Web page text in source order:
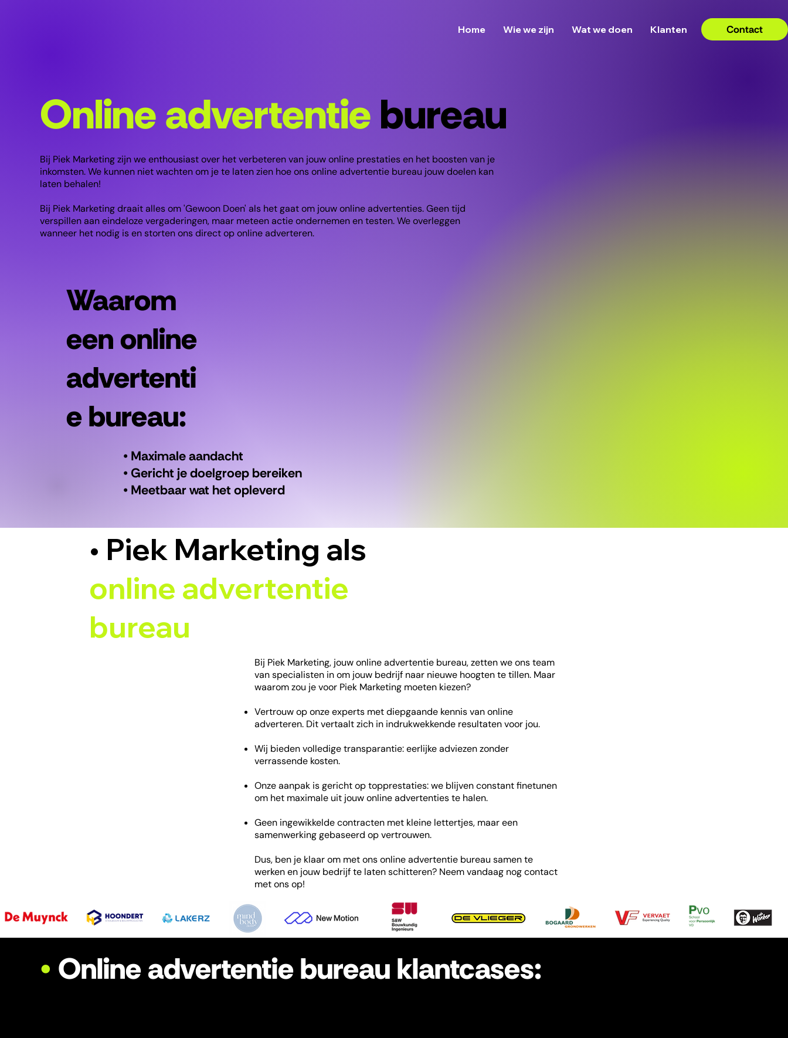
Home Wie we zijn Wat we doen Klanten Contact
• Piek Marketing als
online advertentie
bureau
Bij Piek Marketing, jouw online advertentie bureau, zetten we ons team
van specialisten in om jouw bedrijf naar nieuwe hoogten te tillen. Maar
waarom zou je voor Piek Marketing moeten kiezen?
Vertrouw op onze experts met diepgaande kennis van online
adverteren. Dit vertaalt zich in indrukwekkende resultaten voor jou.
Wij bieden volledige transparantie: eerlijke adviezen zonder
verrassende kosten.
Onze aanpak is gericht op topprestaties: we blijven constant finetunen
om het maximale uit jouw online advertenties te halen.
Geen ingewikkelde contracten met kleine lettertjes, maar een
samenwerking gebaseerd op vertrouwen.
Dus, ben je klaar om met ons online advertentie bureau samen te
werken en jouw bedrijf te laten schitteren? Neem vandaag nog contact
met ons op!
• Online advertentie bureau klantcases:
Waarom
een online
advertenti
e bureau:
• Maximale aandacht
• Gericht je doelgroep bereiken
• Meetbaar wat het opleverd
Online advertentiebureau
Bij Piek Marketing zijn we enthousiast over het verbeteren van jouw online prestaties en het boosten van je
inkomsten. We kunnen niet wachten om je te laten zien hoe ons online advertentie bureau jouw doelen kan
laten behalen!
Bij Piek Marketing draait alles om 'Gewoon Doen' als het gaat om jouw online advertenties. Geen tijd
verspillen aan eindeloze vergaderingen, maar meteen actie ondernemen en testen. We overleggen
wanneer het nodig is en storten ons direct op online adverteren.